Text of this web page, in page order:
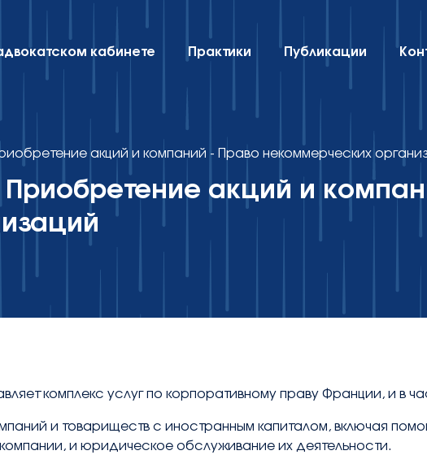
кабинете Практики Публикации
акций и компаний - Право некоммерческих
акций и
комплекс услуг по корпоративному праву Франции, и в
и товариществ с иностранным капиталом, включая
и юридическое обслуживание их деятельности.